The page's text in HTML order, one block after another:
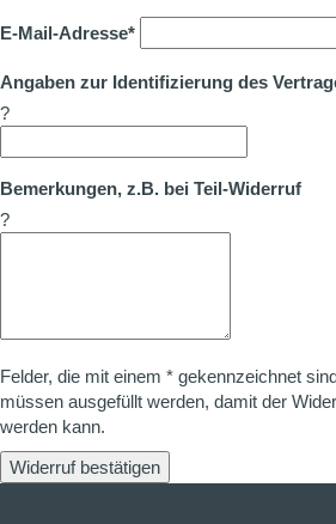
E-Mail-Adresse*
Angaben zur Identifizierung des
?
Bemerkungen, z.B. bei Teil-Widerruf
?
Felder, die mit einem * gekennzeichnet
müssen ausgefüllt werden, damit der
werden kann.
Widerruf bestätigen